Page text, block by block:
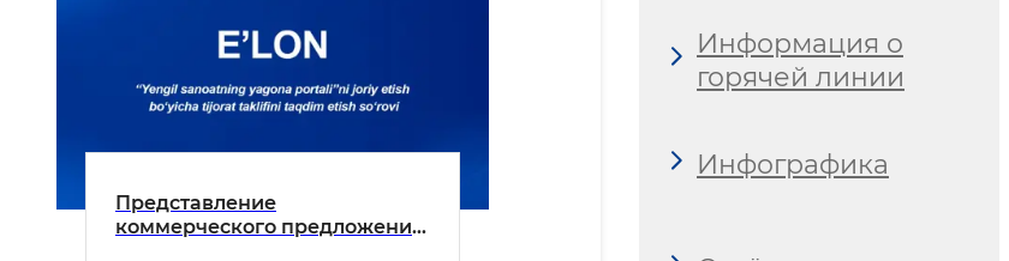
Представление
коммерческого предложения
Информация о
горячей линии
Инфографика